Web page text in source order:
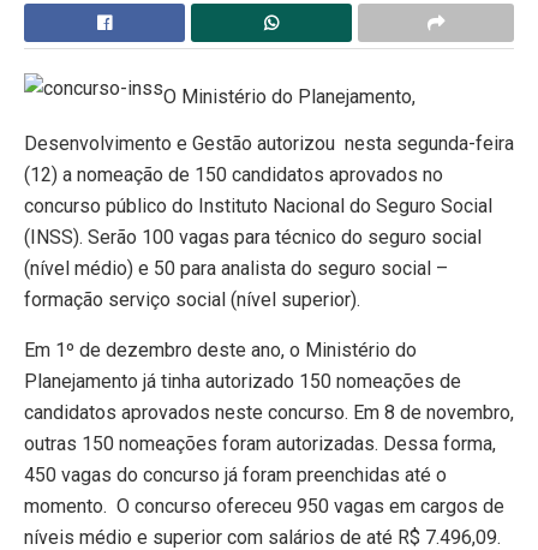
O Ministério do Planejamento,
Desenvolvimento e Gestão autorizou nesta segunda-feira
(12) a nomeação de 150 candidatos aprovados no
concurso público do Instituto Nacional do Seguro Social
(INSS). Serão 100 vagas para técnico do seguro social
(nível médio) e 50 para analista do seguro social –
formação serviço social (nível superior).
Em 1º de dezembro deste ano, o Ministério do
Planejamento já tinha autorizado 150 nomeações de
candidatos aprovados neste concurso. Em 8 de novembro,
outras 150 nomeações foram autorizadas. Dessa forma,
450 vagas do concurso já foram preenchidas até o
momento. O concurso ofereceu 950 vagas em cargos de
níveis médio e superior com salários de até R$ 7.496,09.